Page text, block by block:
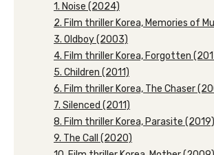
1. Noise (2024)
2. Film thriller Korea, Memories of
3. Oldboy (2003)
4. Film thriller Korea, Forgotten
5. Children (2011)
6. Film thriller Korea, The Chaser
7. Silenced (2011)
8. Film thriller Korea, Parasite (2019)
9. The Call (2020)